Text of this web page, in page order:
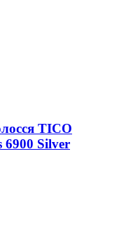
TICO
6900 Silver